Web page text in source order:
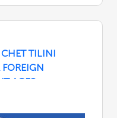
TILINI
AGES